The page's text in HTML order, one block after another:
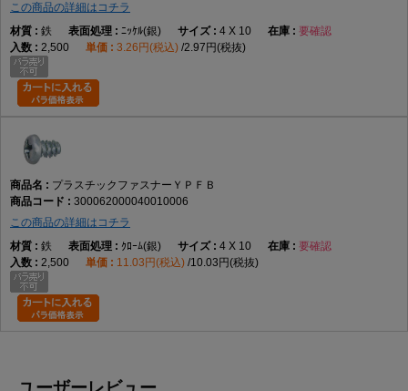
この商品の詳細はコチラ
鉄
ﾆｯｹﾙ(銀) 4 X 10
要確認
2,500
3.26円(税込) 2.97円(税抜)
プラスチックファスナーＹＰＦＢ
300062000040010006
この商品の詳細はコチラ
鉄
ｸﾛｰﾑ(銀) 4 X 10
要確認
2,500
11.03円(税込) 10.03円(税抜)